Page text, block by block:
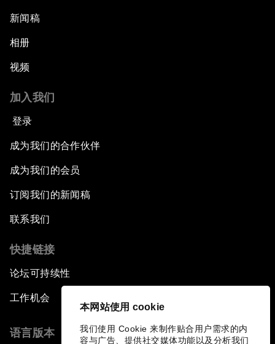
本网站使用 cookie
我们使用 Cookie 来制作贴合用户需求的内
容与广告、提供社交媒体功能以及分析我们
新闻稿
相册
视频
加入我们
登录
成为我们的合作伙伴
成为我们的会员
订阅我们的新闻稿
联系我们
快捷链接
论坛可持续性
工作机会
语言版本